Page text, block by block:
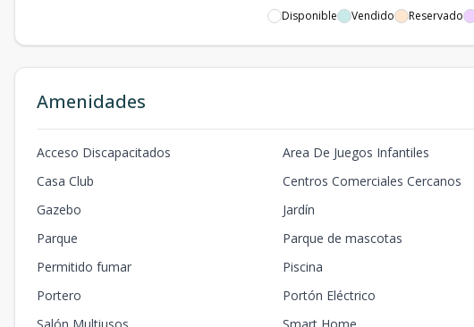
3 2 1
TULIPAN 505 A/B - 2 2 1
Modelo 21 - -
Disponible Vendido Reservado
Amenidades
Acceso Discapacitados Area De Juegos Infantiles
Casa Club
Centros Comerciales Cercanos
Gazebo
Jardín
Parque
Parque de mascotas
Permitido fumar
Piscina
Portero
Portón Eléctrico